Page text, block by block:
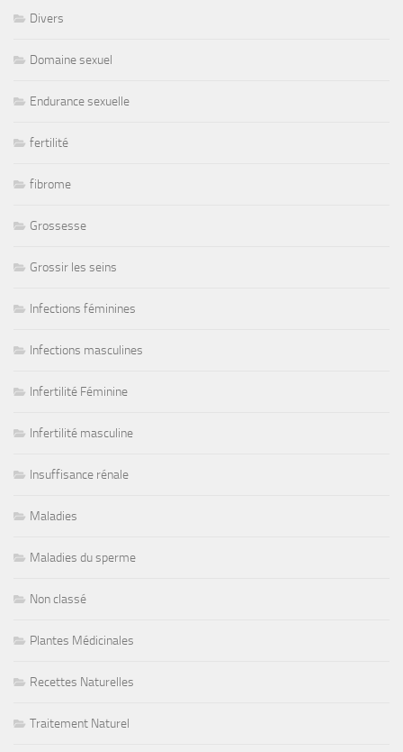
Divers
Domaine sexuel
Endurance sexuelle
fertilité
fibrome
Grossesse
Grossir les seins
Infections féminines
Infections masculines
Infertilité Féminine
Infertilité masculine
Insuffisance rénale
Maladies
Maladies du sperme
Non classé
Plantes Médicinales
Recettes Naturelles
Traitement Naturel